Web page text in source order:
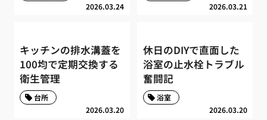
2026.03.24 2026.03.21
キッチンの排水溝蓋を
100均で定期交換する
衛生管理
2026.03.20
台所
休日のDIYで直面した
浴室の止水栓トラブル
奮闘記
2026.03.20
浴室